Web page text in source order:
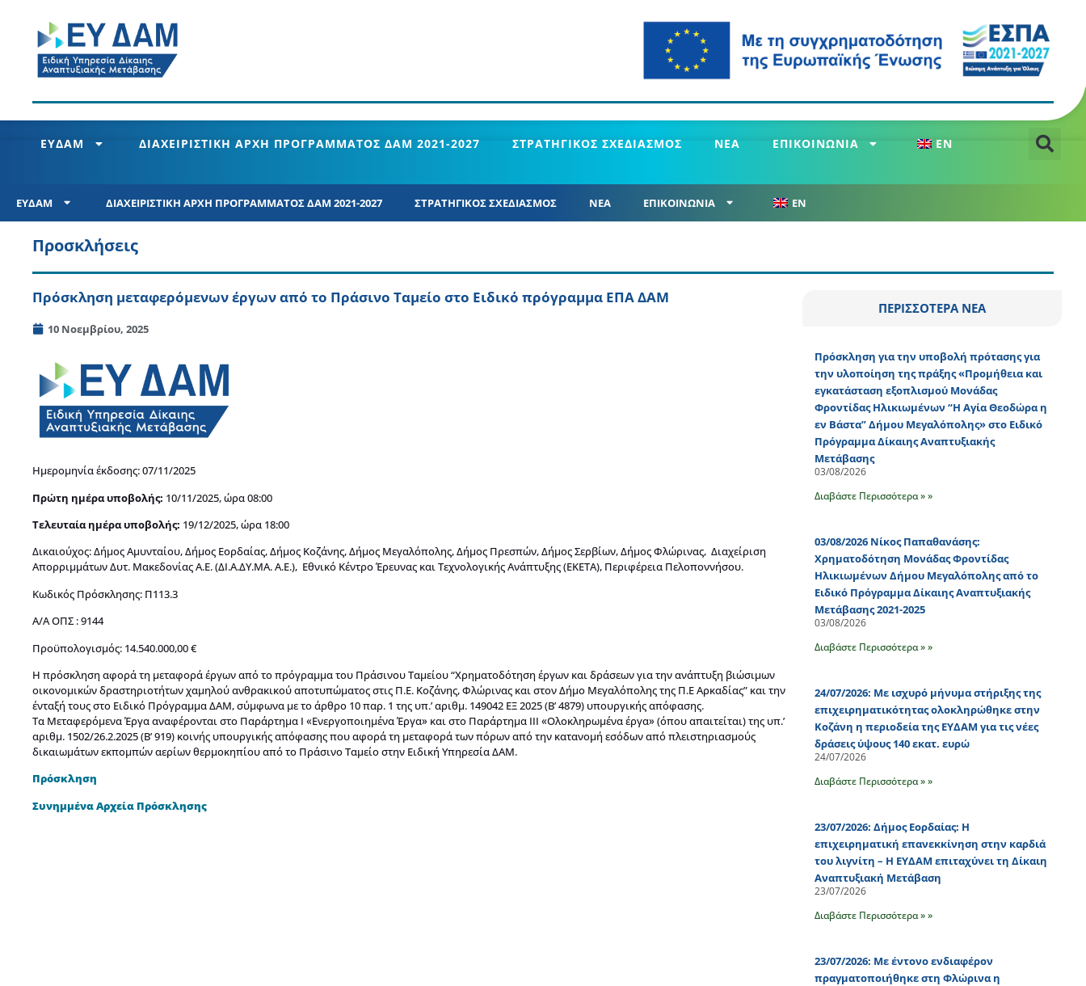
ΕΥΔΑΜ ΔΙΑΧΕΙΡΙΣΤΙΚΗ ΑΡΧΗ ΠΡΟΓΡΑΜΜΑΤΟΣ ΔΑΜ 2021-2027 ΣΤΡΑΤΗΓΙΚΟΣ ΣΧΕΔΙΑΣΜΟΣ ΝΕΑ ΕΠΙΚΟΙΝΩΝΙΑ EN
ΕΥΔΑΜ ΔΙΑΧΕΙΡΙΣΤΙΚΗ ΑΡΧΗ ΠΡΟΓΡΑΜΜΑΤΟΣ ΔΑΜ 2021-2027 ΣΤΡΑΤΗΓΙΚΟΣ ΣΧΕΔΙΑΣΜΟΣ ΝΕΑ ΕΠΙΚΟΙΝΩΝΙΑ EN
Προσκλήσεις
Πρόσκληση μεταφερόμενων έργων από το Πράσινο Ταμείο στο Ειδικό πρόγραμμα ΕΠΑ ΔΑΜ
10 Νοεμβρίου, 2025
Ημερομηνία έκδοσης: 07/11/2025
Πρώτη ημέρα υποβολής: 10/11/2025, ώρα 08:00
Τελευταία ημέρα υποβολής: 19/12/2025, ώρα 18:00
Δικαιούχος: Δήμος Αμυνταίου, Δήμος Εορδαίας, Δήμος Κοζάνης, Δήμος Μεγαλόπολης, Δήμος Πρεσπών, Δήμος Σερβίων, Δήμος Φλώρινας, Διαχείριση
Απορριμμάτων Δυτ. Μακεδονίας Α.Ε. (ΔΙ.Α.ΔΥ.ΜΑ. Α.Ε.), Εθνικό Κέντρο Έρευνας και Τεχνολογικής Ανάπτυξης (ΕΚΕΤΑ), Περιφέρεια Πελοποννήσου.
Κωδικός Πρόσκλησης: Π113.3
Α/Α ΟΠΣ : 9144
Προϋπολογισμός: 14.540.000,00 €
Η πρόσκληση αφορά τη μεταφορά έργων από το πρόγραμμα του Πράσινου Ταμείου “Χρηματοδότηση έργων και δράσεων για την ανάπτυξη βιώσιμων
οικονομικών δραστηριοτήτων χαμηλού ανθρακικού αποτυπώματος στις Π.Ε. Κοζάνης, Φλώρινας και στον Δήμο Μεγαλόπολης της Π.Ε Αρκαδίας” και την
ένταξή τους στο Ειδικό Πρόγραμμα ΔΑΜ, σύμφωνα με το άρθρο 10 παρ. 1 της υπ.’ αριθμ. 149042 ΕΞ 2025 (Β’ 4879) υπουργικής απόφασης.
Τα Μεταφερόμενα Έργα αναφέρονται στο Παράρτημα Ι «Ενεργοποιημένα Έργα» και στο Παράρτημα ΙΙΙ «Ολοκληρωμένα έργα» (όπου απαιτείται) της υπ.’
αριθμ. 1502/26.2.2025 (Β’ 919) κοινής υπουργικής απόφασης που αφορά τη μεταφορά των πόρων από την κατανομή εσόδων από πλειστηριασμούς
δικαιωμάτων εκπομπών αερίων θερμοκηπίου από το Πράσινο Ταμείο στην Ειδική Υπηρεσία ΔΑΜ.
Πρόσκληση
Συνημμένα Αρχεία Πρόσκλησης
ΠΕΡΙΣΣΟΤΕΡΑ ΝΕΑ
Πρόσκληση για την υποβολή πρότασης για
την υλοποίηση της πράξης «Προμήθεια και
εγκατάσταση εξοπλισμού Μονάδας
Φροντίδας Ηλικιωμένων “Η Αγία Θεοδώρα η
εν Βάστα” Δήμου Μεγαλόπολης» στο Ειδικό
Πρόγραμμα Δίκαιης Αναπτυξιακής
Μετάβασης
03/08/2026
Διαβάστε Περισσότερα » »
03/08/2026 Νίκος Παπαθανάσης:
Χρηματοδότηση Μονάδας Φροντίδας
Ηλικιωμένων Δήμου Μεγαλόπολης από το
Ειδικό Πρόγραμμα Δίκαιης Αναπτυξιακής
Μετάβασης 2021-2025
03/08/2026
Διαβάστε Περισσότερα » »
24/07/2026: Με ισχυρό μήνυμα στήριξης της
επιχειρηματικότητας ολοκληρώθηκε στην
Κοζάνη η περιοδεία της ΕΥΔΑΜ για τις νέες
δράσεις ύψους 140 εκατ. ευρώ
24/07/2026
Διαβάστε Περισσότερα » »
23/07/2026: Δήμος Εορδαίας: Η
επιχειρηματική επανεκκίνηση στην καρδιά
του λιγνίτη – Η ΕΥΔΑΜ επιταχύνει τη Δίκαιη
Αναπτυξιακή Μετάβαση
23/07/2026
Διαβάστε Περισσότερα » »
23/07/2026: Με έντονο ενδιαφέρον
πραγματοποιήθηκε στη Φλώρινα η